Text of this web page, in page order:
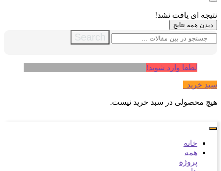
نتیجه ای یافت نشد!
دیدن همه نتایج
Search
لطفا وارد شوید!
سبد خرید
هیچ محصولی در سبد خرید نیست.
خانه
همه
پروژه